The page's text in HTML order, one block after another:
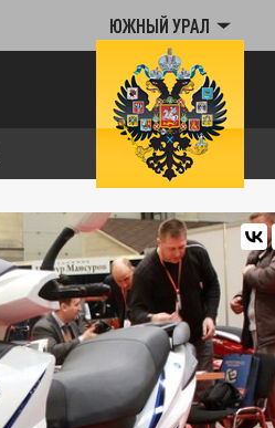
ЮЖНЫЙ УРАЛ